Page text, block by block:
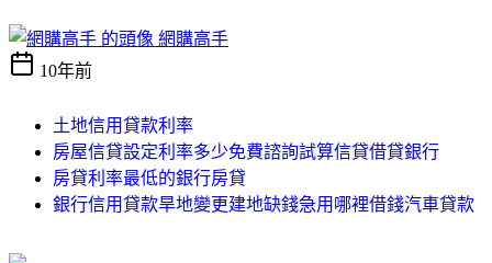
網購高手
10年前
土地信用貸款利率
房屋信貸設定利率多少免費諮詢試算信貸借貸銀行
房貸利率最低的銀行房貸
銀行信用貸款旱地變更建地缺錢急用哪裡借錢汽車貸款